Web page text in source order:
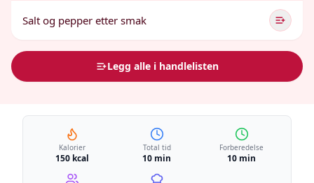
Salt og pepper etter smak
Legg alle i handlelisten
Kalorier
150 kcal
Total tid
10 min
Forberedelse
10 min